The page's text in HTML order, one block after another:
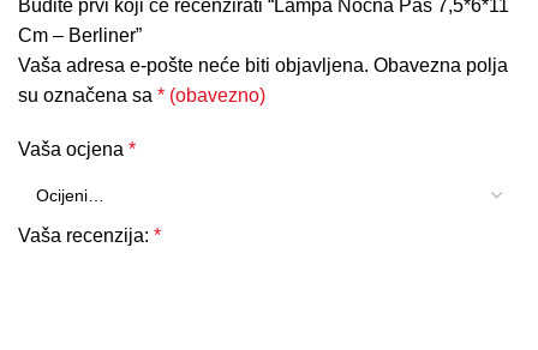
Budite prvi koji će recenzirati “Lampa Noćna Pas 7,5*6*11
Cm – Berliner”
Vaša adresa e-pošte neće biti objavljena. Obavezna polja
su označena sa * (obavezno)
Vaša ocjena *
Vaša recenzija: *